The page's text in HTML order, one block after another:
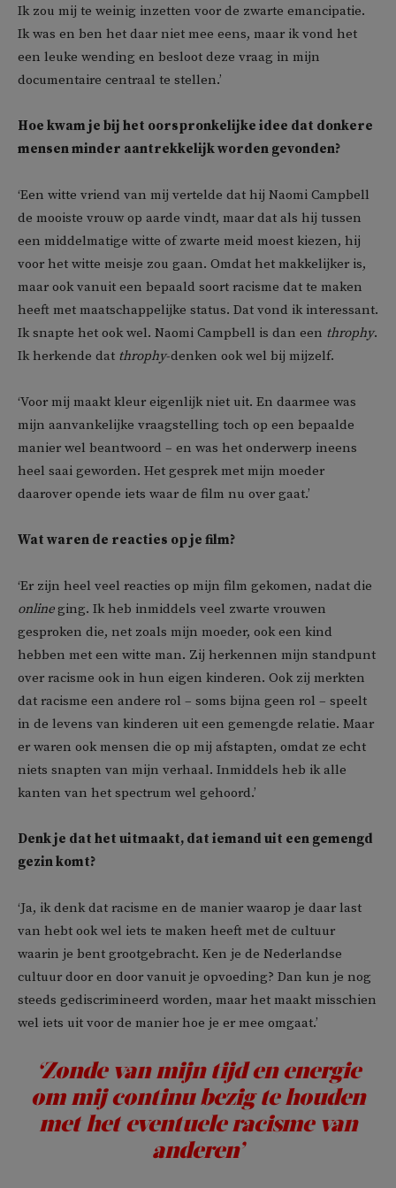
Ik zou mij te weinig inzetten voor de zwarte emancipatie.
Ik was en ben het daar niet mee eens, maar ik vond het
een leuke wending en besloot deze vraag in mijn
documentaire centraal te stellen.’
Hoe kwam je bij het oorspronkelijke idee dat donkere
mensen minder aantrekkelijk worden gevonden?
‘Een witte vriend van mij vertelde dat hij Naomi Campbell
de mooiste vrouw op aarde vindt, maar dat als hij tussen
een middelmatige witte of zwarte meid moest kiezen, hij
voor het witte meisje zou gaan. Omdat het makkelijker is,
maar ook vanuit een bepaald soort racisme dat te maken
heeft met maatschappelijke status. Dat vond ik interessant.
Ik snapte het ook wel. Naomi Campbell is dan een throphy.
Ik herkende dat throphy-denken ook wel bij mijzelf.
‘Voor mij maakt kleur eigenlijk niet uit. En daarmee was
mijn aanvankelijke vraagstelling toch op een bepaalde
manier wel beantwoord – en was het onderwerp ineens
heel saai geworden. Het gesprek met mijn moeder
daarover opende iets waar de film nu over gaat.’
Wat waren de reacties op je film?
‘Er zijn heel veel reacties op mijn film gekomen, nadat die
onlineging. Ik heb inmiddels veel zwarte vrouwen
gesproken die, net zoals mijn moeder, ook een kind
hebben met een witte man. Zij herkennen mijn standpunt
over racisme ook in hun eigen kinderen. Ook zij merkten
dat racisme een andere rol – soms bijna geen rol – speelt
in de levens van kinderen uit een gemengde relatie. Maar
er waren ook mensen die op mij afstapten, omdat ze echt
niets snapten van mijn verhaal. Inmiddels heb ik alle
kanten van het spectrum wel gehoord.’
Denk je dat het uitmaakt, dat iemand uit een gemengd
gezin komt?
‘Ja, ik denk dat racisme en de manier waarop je daar last
van hebt ook wel iets te maken heeft met de cultuur
waarin je bent grootgebracht. Ken je de Nederlandse
cultuur door en door vanuit je opvoeding? Dan kun je nog
steeds gediscrimineerd worden, maar het maakt misschien
wel iets uit voor de manier hoe je er mee omgaat.’
‘Zonde van mijn tijd en energie
om mij continu bezig te houden
met het eventuele racisme van
anderen’